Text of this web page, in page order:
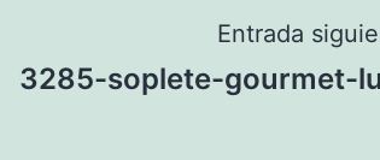
Entrada
3285-soplete-gourmet-